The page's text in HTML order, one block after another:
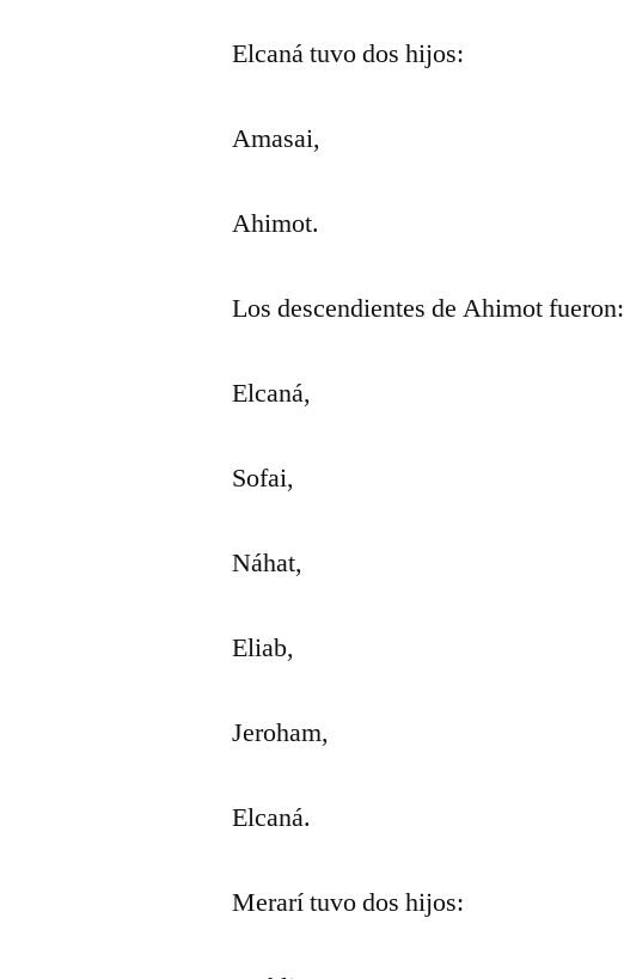
Elcaná tuvo dos hijos:
Amasai,
Ahimot.
Los descendientes de Ahimot fueron:
Elcaná,
Sofai,
Náhat,
Eliab,
Jeroham,
Elcaná.
Merarí tuvo dos hijos: